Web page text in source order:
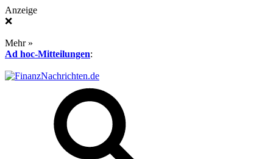
Anzeige
❌
Mehr »
Ad hoc-Mitteilungen: